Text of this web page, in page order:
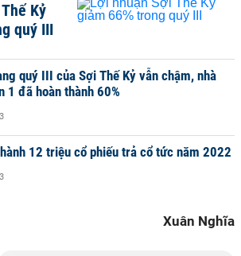
Kỷ
quý III
quý III của Sợi Thế Kỷ vẫn chậm, nhà
1 đã hoàn thành 60%
12 triệu cổ phiếu trả cổ tức năm 2022
Xuân Nghĩa